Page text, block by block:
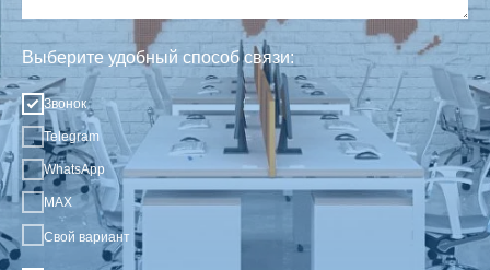
Выберите удобный способ связи:
Звонок
Telegram
WhatsApp
MAX
Свой вариант